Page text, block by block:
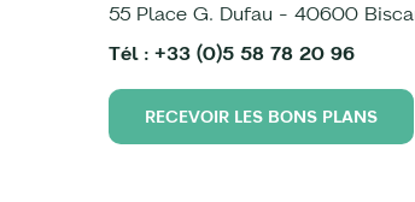
55 Place G. Dufau - 40600
Tél : +33 (0)5 58 78 20 96
RECEVOIR LES BONS PLANS